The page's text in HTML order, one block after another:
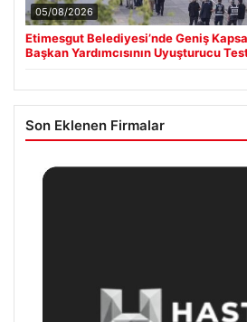
05/08/2026
Etimesgut Belediyesi’nde Geniş
Başkan Yardımcısının Uyuşturucu
Son Eklenen Firmalar